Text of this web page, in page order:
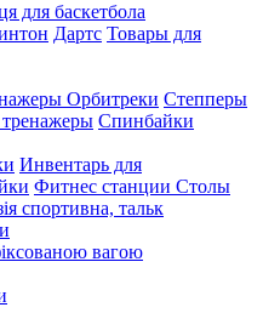
для баскетбола
Дартс Товары для
Орбитреки Степперы
Спинбайки
Инвентарь для
Фитнес станции Столы
спортивна, тальк
вагою